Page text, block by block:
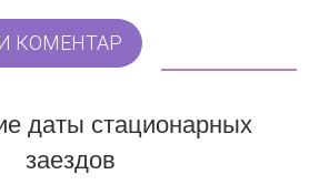
КОМЕНТАР
даты стационарных
заездов